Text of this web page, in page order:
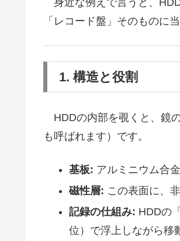
身近な例えで言うと、
「レコード盤」そのものに
1. 構造と役割
HDDの内部を覗くと、鏡
も呼ばれます）です。
基板: アルミニウム合
磁性層: この表面に、
記録の仕組み: HDDの
位）で浮上しながら移